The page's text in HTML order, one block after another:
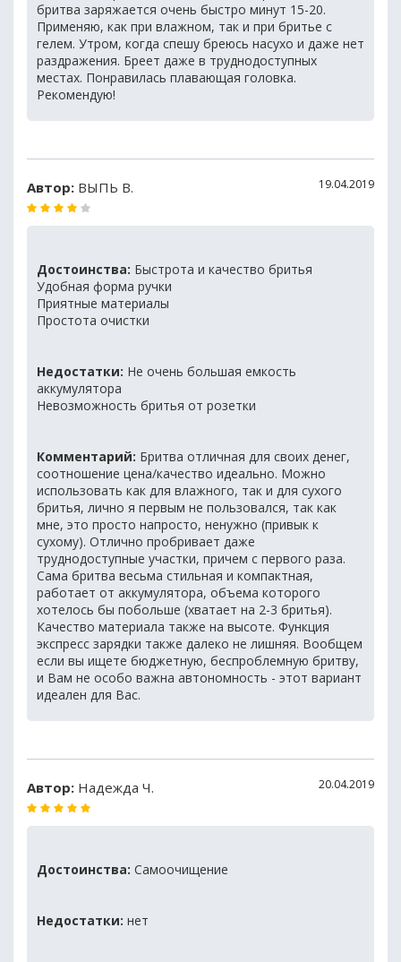
бритва заряжается очень быстро минут 15-20.
Применяю, как при влажном, так и при бритье с
гелем. Утром, когда спешу бреюсь насухо и даже нет
раздражения. Бреет даже в труднодоступных
местах. Понравилась плавающая головка.
Рекомендую!
Автор: ВЫПЬ В. 19.04.2019
Достоинства: Быстрота и качество бритья
Удобная форма ручки
Приятные материалы
Простота очистки
Недостатки: Не очень большая емкость
аккумулятора
Невозможность бритья от розетки
Комментарий: Бритва отличная для своих денег,
соотношение цена/качество идеально. Можно
использовать как для влажного, так и для сухого
бритья, лично я первым не пользовался, так как
мне, это просто напросто, ненужно (привык к
сухому). Отлично пробривает даже
труднодоступные участки, причем с первого раза.
Сама бритва весьма стильная и компактная,
работает от аккумулятора, объема которого
хотелось бы побольше (хватает на 2-3 бритья).
Качество материала также на высоте. Функция
экспресс зарядки также далеко не лишняя. Вообщем
если вы ищете бюджетную, беспроблемную бритву,
и Вам не особо важна автономность - этот вариант
идеален для Вас.
Автор: Надежда Ч. 20.04.2019
Достоинства: Самоочищение
Недостатки: нет